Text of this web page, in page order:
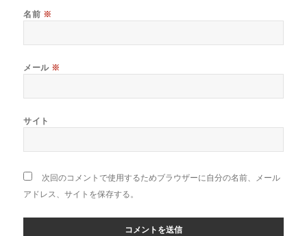
名前 ※
メール ※
サイト
次回のコメントで使用するためブラウザーに自分の名前、メール
アドレス、サイトを保存する。